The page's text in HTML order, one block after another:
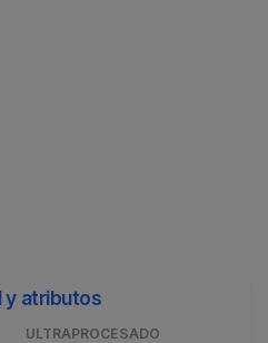
y atributos
ULTRAPROCESADO